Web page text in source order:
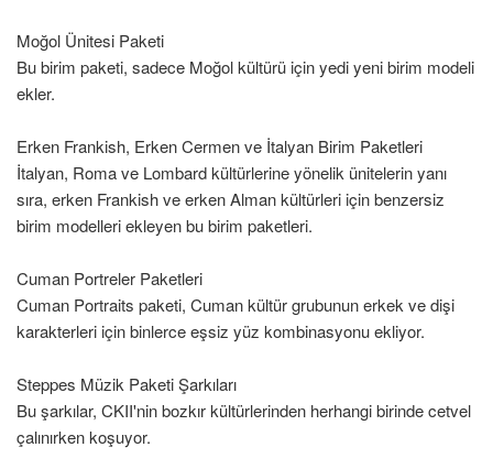
Moğol Ünitesi Paketi
Bu birim paketi, sadece Moğol kültürü için yedi yeni birim modeli
ekler.
Erken Frankish, Erken Cermen ve İtalyan Birim Paketleri
İtalyan, Roma ve Lombard kültürlerine yönelik ünitelerin yanı
sıra, erken Frankish ve erken Alman kültürleri için benzersiz
birim modelleri ekleyen bu birim paketleri.
Cuman Portreler Paketleri
Cuman Portraits paketi, Cuman kültür grubunun erkek ve dişi
karakterleri için binlerce eşsiz yüz kombinasyonu ekliyor.
Steppes Müzik Paketi Şarkıları
Bu şarkılar, CKII'nin bozkır kültürlerinden herhangi birinde cetvel
çalınırken koşuyor.